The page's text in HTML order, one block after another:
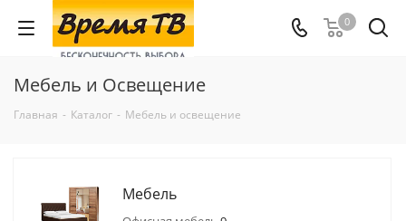
0
Мебель и Освещение
Главная - Каталог - Мебель и освещение
Мебель